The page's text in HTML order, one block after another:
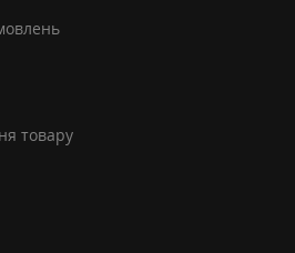
товару